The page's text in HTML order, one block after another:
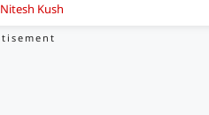
Nitesh Kush